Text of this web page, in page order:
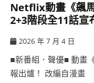
Netflix動畫《飆
2+3階段全11話宣
2026 年 7 月 4 日
■新番組．聲優■ 動畫
報出爐！ 改編自漫畫